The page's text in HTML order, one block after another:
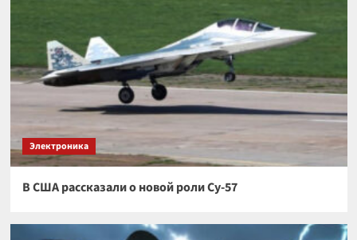
Электроника
В США рассказали о новой роли Су-57